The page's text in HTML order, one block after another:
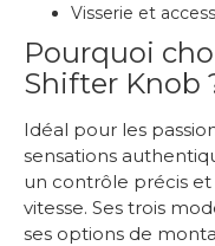
Visserie et
Pourquoi
Shifter Knob
Idéal pour les
sensations
un contrôle précis
vitesse. Ses trois
ses options de